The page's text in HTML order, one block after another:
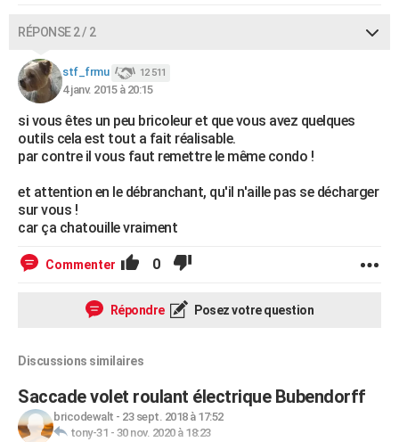
RÉPONSE 2 / 2
stf_frmu 12 511
4 janv. 2015 à 20:15
si vous êtes un peu bricoleur et que vous avez quelques
outils cela est tout a fait réalisable.
par contre il vous faut remettre le même condo !
et attention en le débranchant, qu'il n'aille pas se décharger
sur vous !
car ça chatouille vraiment
Commenter 0
Répondre Posez votre question
Discussions similaires
Saccade volet roulant électrique Bubendorff
bricodewalt - 23 sept. 2018 à 17:52
tony-31 - 30 nov. 2020 à 18:23